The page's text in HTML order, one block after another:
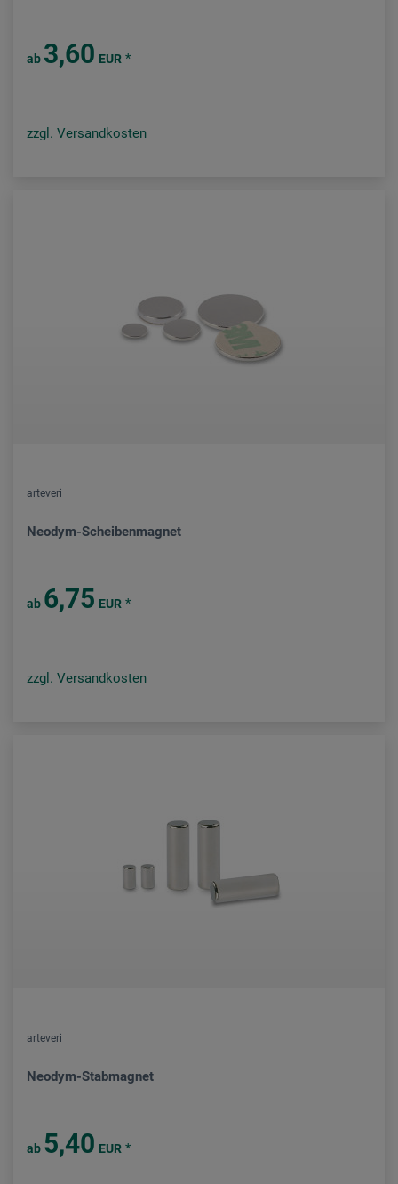
ab 3,60 EUR *
zzgl. Versandkosten
arteveri
Neodym-Scheibenmagnet
ab 6,75 EUR *
zzgl. Versandkosten
arteveri
Neodym-Stabmagnet
ab 5,40 EUR *